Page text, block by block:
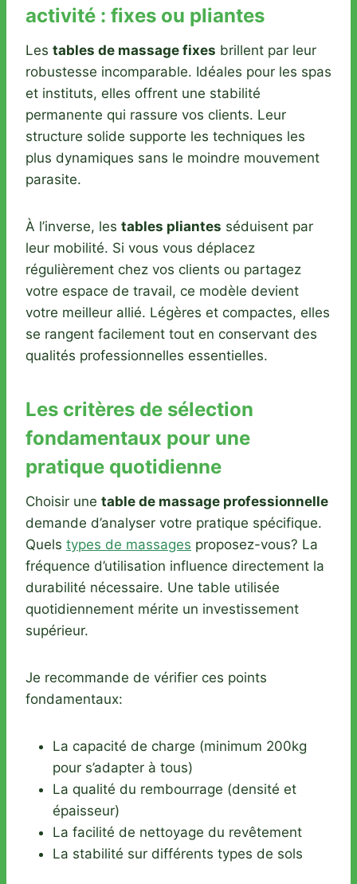
activité : fixes ou pliantes
Les tables de massage fixes brillent par leur
robustesse incomparable. Idéales pour les spas
et instituts, elles offrent une stabilité
permanente qui rassure vos clients. Leur
structure solide supporte les techniques les
plus dynamiques sans le moindre mouvement
parasite.
À l’inverse, les tables pliantes séduisent par
leur mobilité. Si vous vous déplacez
régulièrement chez vos clients ou partagez
votre espace de travail, ce modèle devient
votre meilleur allié. Légères et compactes, elles
se rangent facilement tout en conservant des
qualités professionnelles essentielles.
Les critères de sélection
fondamentaux pour une
pratique quotidienne
Choisir une table de massage professionnelle
demande d’analyser votre pratique spécifique.
Quels types de massages proposez-vous? La
fréquence d’utilisation influence directement la
durabilité nécessaire. Une table utilisée
quotidiennement mérite un investissement
supérieur.
Je recommande de vérifier ces points
fondamentaux:
La capacité de charge (minimum 200kg
pour s’adapter à tous)
La qualité du rembourrage (densité et
épaisseur)
La facilité de nettoyage du revêtement
La stabilité sur différents types de sols